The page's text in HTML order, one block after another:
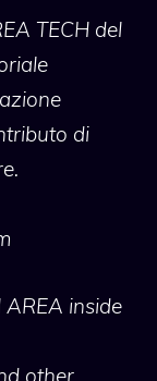
TECH del
di
inside